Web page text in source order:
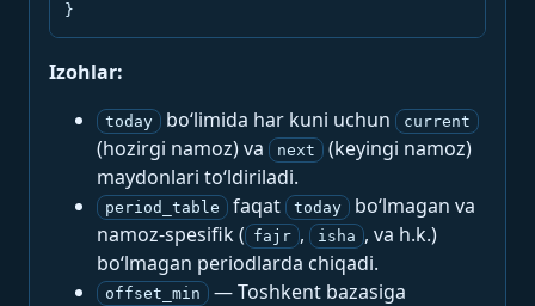
}
Izohlar:
today bo‘limida har kuni uchun current
(hozirgi namoz) va next
(keyingi namoz)
maydonlari to‘ldiriladi.
period_table faqat today
bo‘lmagan va
namoz-spesifik ( fajr , isha , va h.k.)
bo‘lmagan periodlarda chiqadi.
offset_min
— Toshkent bazasiga